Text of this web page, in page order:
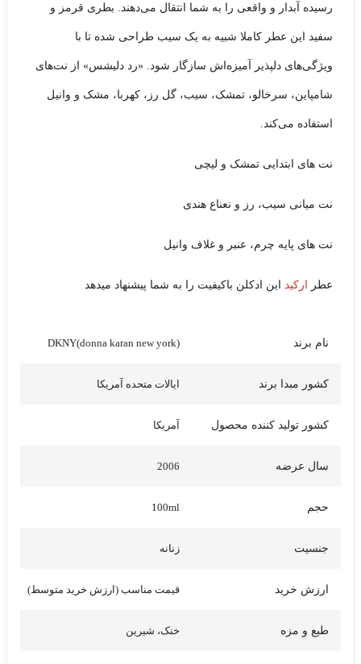
رسیده آبدار و واقعی را به شما انتقال می‌دهند. بطری قرمز و
سفید این عطر کاملا شبیه به یک سیب طراحی شده تا با
ویژگی‌های دلپذیر آمیزه‌اش سازگار شود. «رد دلیشس» از نت‌های
شامپاین، ‌سرخالو، تمشک، سیب، گل رز،‌ کهربا، مشک و وانیل
استفاده می‌کند.
نت های ابتدایی تمشک و لیچی
نت میانی سیب، رز و نعناع هندی
نت های پایه چرم، عنبر و غلاف وانیل
عطر ارکید این ادکلن باکیفیت را به شما پیشنهاد میدهد
نام برند DKNY(donna karan new york)
کشور مبدا برند ایالات متحده آمریکا
کشور تولید کننده محصول آمریکا
سال عرضه 2006
حجم 100ml
جنسیت زنانه
ارزش خرید قیمت مناسب (ارزش خرید متوسط)
طبع و مزه خنک، شیرین